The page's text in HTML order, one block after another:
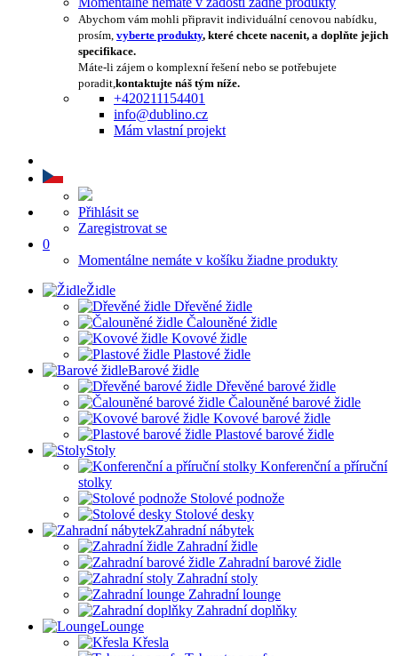
Abychom vám mohli připravit individuální cenovou nabídku,
prosím, vyberte produkty, které chcete nacenit, a doplňte jejich
specifikace.
Máte-li zájem o komplexní řešení nebo se potřebujete
poradit,kontaktujte náš tým níže.
+420211154401
info@dublino.cz
Mám vlastní projekt
Přihlásit se
Zaregistrovat se
0
Momentálne nemáte v košíku žiadne produkty
Židle
Dřevěné židle
Čalouněné židle
Kovové židle
Plastové židle
Barové židle
Dřevěné barové židle
Čalouněné barové židle
Kovové barové židle
Plastové barové židle
Stoly
Konferenční a příruční
stolky
Stolové podnože
Stolové desky
Zahradní nábytek
Zahradní židle
Zahradní barové židle
Zahradní stoly
Zahradní lounge
Zahradní doplňky
Lounge
Křesla